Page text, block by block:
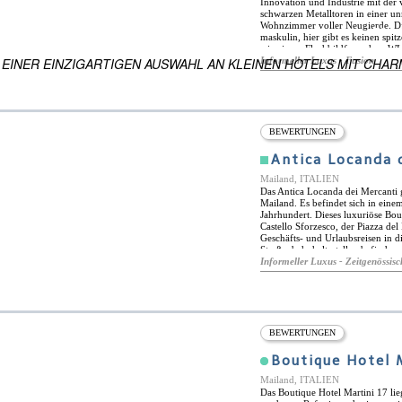
ES
EINZIGARTIGEN AUSWAHL AN KLEINEN HOTELS MIT
Innovation und Industrie mit der
schwarzen Metalltoren in einer
Wohnzimmer voller Neugierde.
maskulin, hier gibt es keinen
wie einem Flachbildfernseher,
Schlafzimmer ein anderes
Nachttischlampe aus Chrom wird
Milano befindet sich in der Nähe
Stationen sind weitere 10 bis 15
in der Nähe und eine trendige
Informeller Luxus - Fusion
BEWERTUNGEN
Antica Locanda
Mailand, ITALIEN
Das Antica Locanda dei
Mailand. Es befindet sich in
Jahrhundert. Dieses luxuriöse
Castello Sforzesco, der Piazza
Geschäfts- und Urlaubsreisen in
Straßenbahnhaltestellen
Verbindungen zum Rest der
Gehminuten entfernt und in den
zahlreiche Cafés, Bars und
Doppelzimmer und Suiten, die
klimatisiert und verfügen über
verfügen über ein eigenes Bad
Babybetten können auf Anfrage
Informeller Luxus -
BEWERTUNGEN
Boutique Hotel
Mailand, ITALIEN
Das Boutique Hotel Martini 17